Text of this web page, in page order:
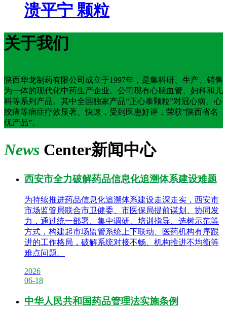
溃平宁 颗粒
关于我们
陕西华龙制药有限公司成立于1997年，是集科研、生产、销售
为一体的现代化中药生产企业。公司现有心脑血管、妇科和儿
科等系列产品。其中全国独家产品“正心泰颗粒”对冠心病、心
绞痛等病症疗效显著、快速，受到医患好评，荣获“陕西省名
优产品”。
News Center新闻中心
西安市全力破解药品信息化追溯体系建设难题
为持续推进药品信息化追溯体系建设走深走实，西安市
市场监管局联合市卫健委、市医保局提前谋划、协同发
力，通过统一部署、集中调研、培训指导、选树示范等
方式，构建起市场监管系统上下联动、医药机构有序跟
进的工作格局，破解系统对接不畅、机构推进不均衡等
难点问题。
2026
06-18
中华人民共和国药品管理法实施条例